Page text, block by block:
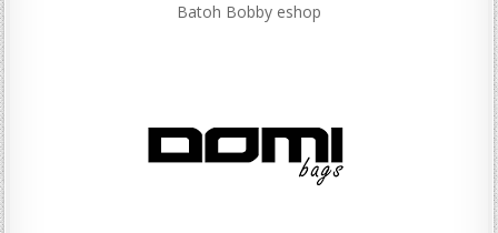
Batoh Bobby eshop